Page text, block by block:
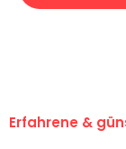
Erfahrene &